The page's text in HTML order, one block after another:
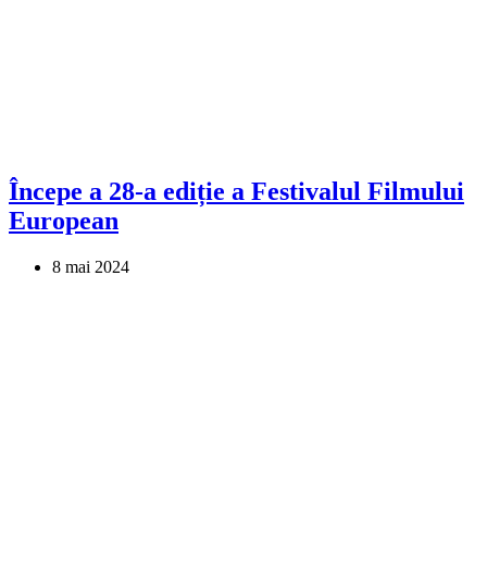
Începe a 28-a ediție a Festivalul Filmului
European
8 mai 2024